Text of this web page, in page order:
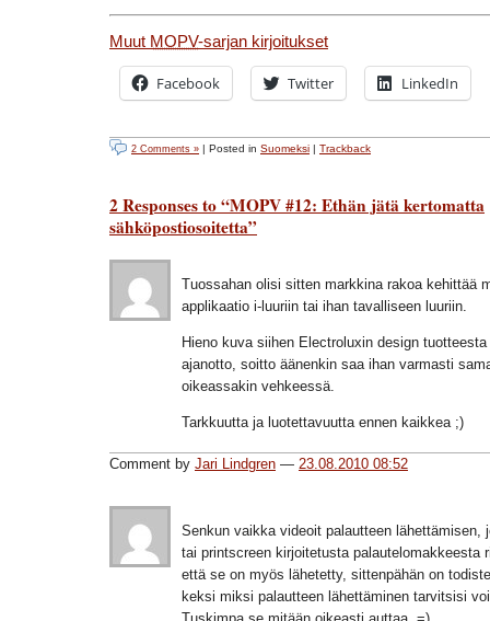
Muut MOPV-sarjan kirjoitukset
Facebook Twitter LinkedIn
2 Comments » | Posted in Suomeksi | Trackback
2 Responses to “MOPV #12: Ethän jätä kertomatta
sähköpostiosoitetta”
Tuossahan olisi sitten markkina rakoa kehittää
applikaatio i-luuriin tai ihan tavalliseen luuriin.
Hieno kuva siihen Electroluxin design
ajanotto, soitto äänenkin saa ihan varmasti
oikeassakin vehkeessä.
Tarkkuutta ja luotettavuutta ennen kaikkea ;)
Comment by Jari Lindgren — 23.08.2010 08:52
Senkun vaikka videoit palautteen lähettämisen,
tai printscreen kirjoitetusta palautelomakkeesta
että se on myös lähetetty, sittenpähän on
keksi miksi palautteen lähettäminen tarvitsisi